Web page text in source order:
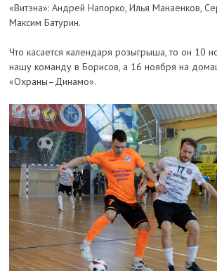
«Витэна»: Андрей Напорко, Илья Манаенков,
Максим Батурин.
Что касается календаря розыгрыша, то он 10
нашу команду в Борисов, а 16 ноября на
«Охраны–Динамо».